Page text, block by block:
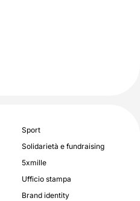
Sport
Solidarietà e fundraising
5xmille
Ufficio stampa
Brand identity